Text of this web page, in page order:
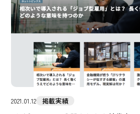
2021.01.12 掲載実績